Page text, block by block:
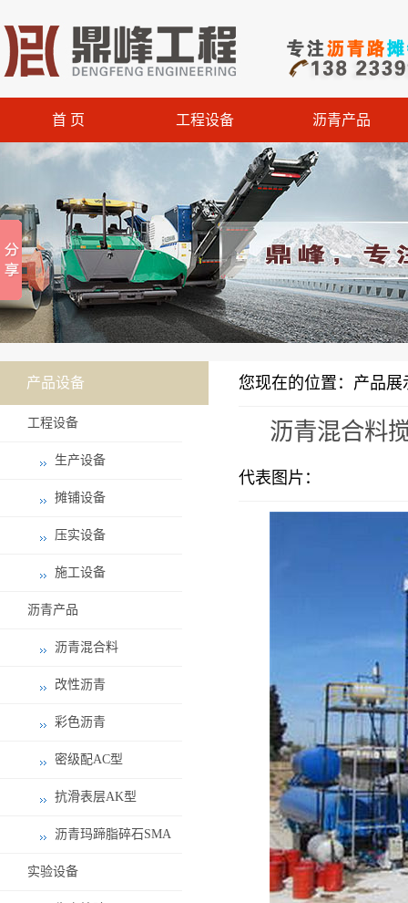
首 页 工程设备 沥青产品
产品设备
工程设备
生产设备
摊铺设备
压实设备
施工设备
沥青产品
沥青混合料
改性沥青
彩色沥青
密级配AC型
抗滑表层AK型
沥青玛蹄脂碎石SMA
实验设备
您现在的位置：产品
沥青混合料
代表图片：